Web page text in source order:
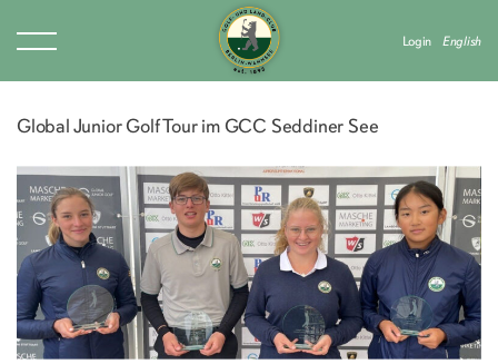
Login English
Global Junior Golf Tour im GCC Seddiner See